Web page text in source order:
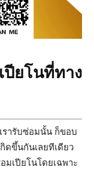
ปียโนที่ทาง
รารับซ่อมนั้น ก็ขอบ
ดขึ้นกันเลยทีเดียว
เปียโนโดยเฉพาะ